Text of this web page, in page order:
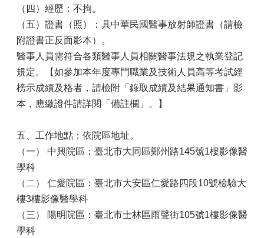
（四）經歷：不拘。
（五）證書（照）：具中華民國醫事放射師證書（請檢
附證書正反面影本）。
醫事人員需符合各類醫事人員相關醫事法規之執業登記
規定。【如參加本年度專門職業及技術人員高等考試經
榜示成績及格者，請檢附「錄取成績及結果通知書」影
本，應繳證件請詳閱「備註欄」。】
五、工作地點：依院區地址。
（一）
中興院區：臺北市大同區鄭州路145號1樓影像醫
學科
（二）
仁愛院區：臺北市大安區仁愛路四段10號檢驗大
樓3樓影像醫學科
（三）
陽明院區：臺北市士林區雨聲街105號1樓影像醫
學科